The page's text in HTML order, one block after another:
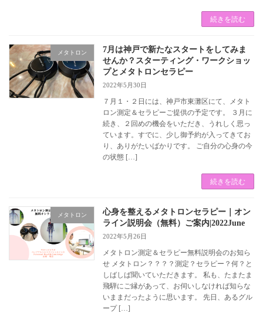
続きを読む
メタトロン
7月は神戸で新たなスタートをしてみま
せんか？スターティング・ワークショッ
プとメタトロンセラピー
2022年5月30日
７月１・２日には、神戸市東灘区にて、メタト
ロン測定＆セラピーご提供の予定です。 ３月に
続き、２回めの機会をいただき、うれしく思っ
ています。すでに、少し御予約が入ってきてお
り、ありがたいばかりです。 ご自分の心身の今
の状態 […]
続きを読む
メタトロン
心身を整えるメタトロンセラピー｜オン
ライン説明会（無料）ご案内|2022June
2022年5月26日
メタトロン測定＆セラピー無料説明会のお知ら
せ メタトロン？？？？測定？セラピー？何？と
しばしば聞いていただきます。 私も、たまたま
飛騨にご縁があって、お伺いしなければ知らな
いままだったように思います。 先日、あるグル
ープ […]